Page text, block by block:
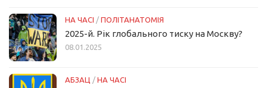
НА ЧАСІ / ПОЛІТАНАТОМІЯ
2025-й. Рік глобального тиску на Москву?
08.01.2025
АБЗАЦ / НА ЧАСІ